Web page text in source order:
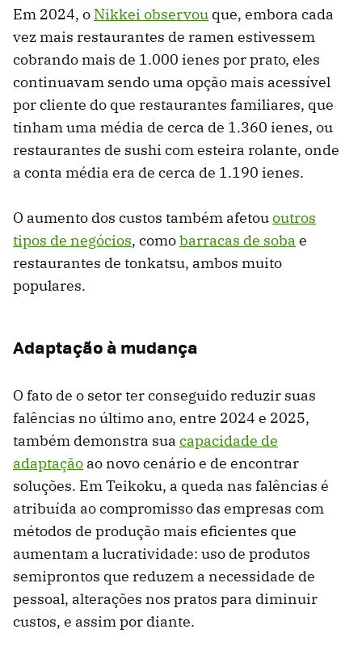
Em 2024, o Nikkei observou que, embora cada
vez mais restaurantes de ramen estivessem
cobrando mais de 1.000 ienes por prato, eles
continuavam sendo uma opção mais acessível
por cliente do que restaurantes familiares, que
tinham uma média de cerca de 1.360 ienes, ou
restaurantes de sushi com esteira rolante, onde
a conta média era de cerca de 1.190 ienes.
O aumento dos custos também afetououtros
tipos de negócios, comobarracas de soba e
restaurantes de tonkatsu, ambos muito
populares.
Adaptação à mudança
O fato de o setor ter conseguido reduzir suas
falências no último ano, entre 2024 e 2025,
também demonstra sua capacidade de
adaptação ao novo cenário e de encontrar
soluções. Em Teikoku, a queda nas falências é
atribuída ao compromisso das empresas com
métodos de produção mais eficientes que
aumentam a lucratividade: uso de produtos
semiprontos que reduzem a necessidade de
pessoal, alterações nos pratos para diminuir
custos, e assim por diante.